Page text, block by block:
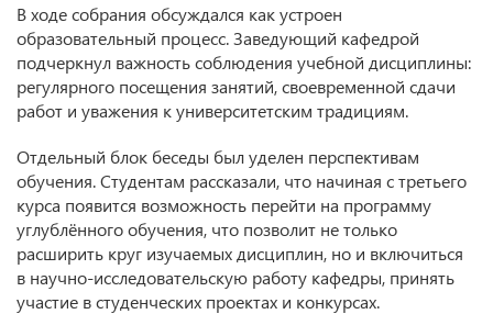
В ходе собрания обсуждался как устроен
образовательный процесс. Заведующий кафедрой
подчеркнул важность соблюдения учебной дисциплины:
регулярного посещения занятий, своевременной сдачи
работ и уважения к университетским традициям.
Отдельный блок беседы был уделен перспективам
обучения. Студентам рассказали, что начиная с третьего
курса появится возможность перейти на программу
углублённого обучения, что позволит не только
расширить круг изучаемых дисциплин, но и включиться
в научно-исследовательскую работу кафедры, принять
участие в студенческих проектах и конкурсах.